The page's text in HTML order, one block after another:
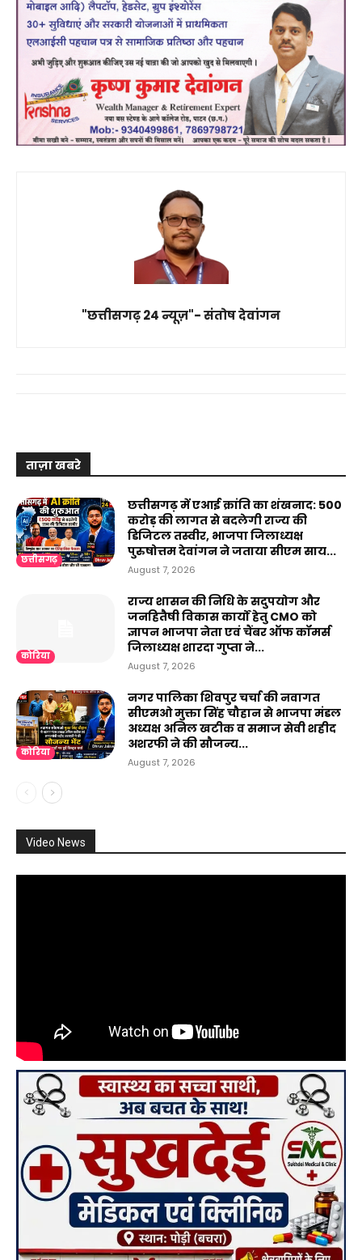
"छत्तीसगढ़ 24 न्यूज़"- संतोष देवांगन
ताज़ा खबरे
छत्तीसगढ़
छत्तीसगढ़ में एआई क्रांति का शंखनाद: 500
करोड़ की लागत से बदलेगी राज्य की
डिजिटल तस्वीर, भाजपा जिलाध्यक्ष
पुरुषोत्तम देवांगन ने जताया सीएम साय...
August 7, 2026
कोरिया
राज्य शासन की निधि के सदुपयोग और
जनहितैषी विकास कार्यों हेतु CMO को
ज्ञापन भाजपा नेता एवं चैंबर ऑफ कॉमर्स
जिलाध्यक्ष शारदा गुप्ता ने...
August 7, 2026
कोरिया
नगर पालिका शिवपुर चर्चा की नवागत
सीएमओ मुक्ता सिंह चौहान से भाजपा मंडल
अध्यक्ष अनिल खटीक व समाज सेवी शहीद
अशरफी ने की सौजन्य...
August 7, 2026
Video News